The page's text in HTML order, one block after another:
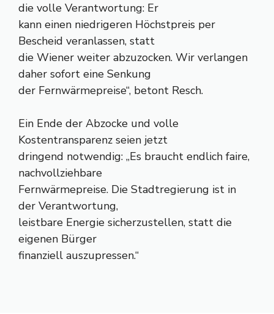
die volle Verantwortung: Er
kann einen niedrigeren Höchstpreis per
Bescheid veranlassen, statt
die Wiener weiter abzuzocken. Wir verlangen
daher sofort eine Senkung
der Fernwärmepreise“, betont Resch.
Ein Ende der Abzocke und volle
Kostentransparenz seien jetzt
dringend notwendig: „Es braucht endlich faire,
nachvollziehbare
Fernwärmepreise. Die Stadtregierung ist in
der Verantwortung,
leistbare Energie sicherzustellen, statt die
eigenen Bürger
finanziell auszupressen.“